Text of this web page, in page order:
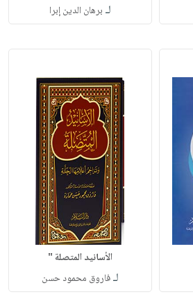
لـ برهان الدين إبرا
الأسانيد المتصلة "
لـفاروق محمود حسن